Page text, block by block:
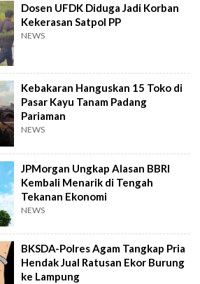
Dosen UFDK Diduga Jadi Korban
Kekerasan Satpol PP
NEWS
Kebakaran Hanguskan 15 Toko di
Pasar Kayu Tanam Padang
Pariaman
NEWS
JPMorgan Ungkap Alasan BBRI
Kembali Menarik di Tengah
Tekanan Ekonomi
NEWS
BKSDA-Polres Agam Tangkap Pria
Hendak Jual Ratusan Ekor Burung
ke Lampung